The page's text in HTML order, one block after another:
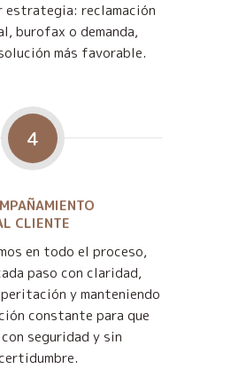
estrategia: reclamación
burofax o demanda,
más favorable.
4
CLIENTE
en todo el proceso,
paso con claridad,
y manteniendo
constante para que
seguridad y sin